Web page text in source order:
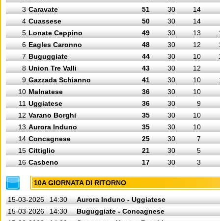
3 Caravate 51 30
14
4 Cuassese 50 30
14
5 Lonate Ceppino 49 30 13
6 Eagles Caronno 48 30 12
7 Buguggiate 44 30 10
8 Union Tre Valli 43 30
12
9 Gazzada Schianno 41 30 10
10 Malnatese 36 30
10
11 Uggiatese 36 30
9
12 Varano Borghi 35 30
10
13 Aurora Induno 35 30
10
14 Concagnese 25 30
7
15 Cittiglio 21 30
5
16 Casbeno 17 30 3
10A GIORNATA DI RITORNO
15-03-2026 14:30
Aurora Induno - Uggiatese
15-03-2026
14:30
Buguggiate - Concagnese